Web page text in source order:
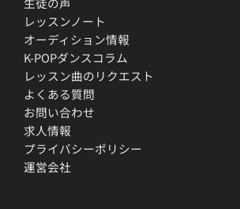
レッスンノート
オーディション情報
K-POPダンスコラム
レッスン曲のリクエスト
よくある質問
お問い合わせ
求人情報
プライバシーポリシー
運営会社